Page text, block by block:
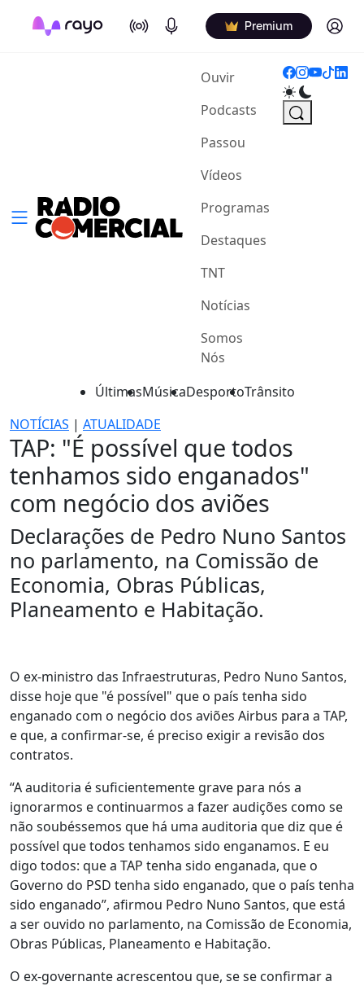
On Air Podcasts Premium Log in
Ouvir(current)
Podcasts
Passou
Vídeos
Programas
Destaques
TNT
Notícias
Somos
Nós
ÚltimasMúsicaDesportoTrânsito
NOTÍCIAS | ATUALIDADE
TAP: "É possível que todos
tenhamos sido enganados"
com negócio dos aviões
Declarações de Pedro Nuno Santos
no parlamento, na Comissão de
Economia, Obras Públicas,
Planeamento e Habitação.
O ex-ministro das Infraestruturas, Pedro Nuno Santos,
disse hoje que "é possível" que o país tenha sido
enganado com o negócio dos aviões Airbus para a TAP,
e que, a confirmar-se, é preciso exigir a revisão dos
contratos.
“A auditoria é suficientemente grave para nós a
ignorarmos e continuarmos a fazer audições como se
não soubéssemos que há uma auditoria que diz que é
possível que todos tenhamos sido enganamos. E eu
digo todos: que a TAP tenha sido enganada, que o
Governo do PSD tenha sido enganado, que o país tenha
sido enganado”, afirmou Pedro Nuno Santos, que está
a ser ouvido no parlamento, na Comissão de Economia,
Obras Públicas, Planeamento e Habitação.
O ex-governante acrescentou que, se se confirmar a